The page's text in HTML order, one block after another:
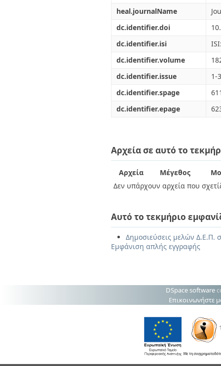
heal.journalName
dc.identifier.doi
dc.identifier.isi
dc.identifier.volume
dc.identifier.issue
1-3
dc.identifier.spage
dc.identifier.epage
Αρχεία σε αυτό το
Αρχεία Μέγεθος
Δεν υπάρχουν αρχεία που
Αυτό το τεκμήριο
Δημοσιεύσεις μελών Δ.Ε.Π.
Εμφάνιση απλής εγγραφής
DSpace software
Επικοινωνήστε